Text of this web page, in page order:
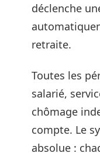
déclenche
retraite.
Toutes les
salarié,
chômage
compte. Le
absolue :